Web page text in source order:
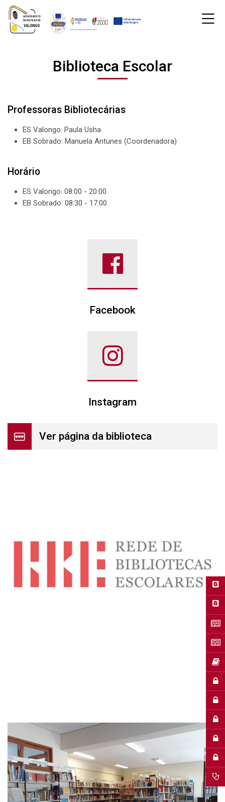
Skip to navigation
Skip to login form
Ir para o conteúdo principal
Skip to accessibility options
Skip to footer
Skip accessibility options
Biblioteca Escolar
Professoras Bibliotecárias
ES Valongo: Paula Usha
EB Sobrado: Manuela Antunes (Coordenadora)
Horário
ES Valongo: 08:00 - 20:00
EB Sobrado: 08:30 - 17:00
Facebook
Instagram
Ver página da biblioteca